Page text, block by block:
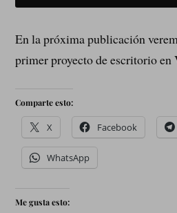
En la próxima publicación
primer proyecto de escritorio
Comparte esto:
X Facebook
WhatsApp
Me gusta esto: